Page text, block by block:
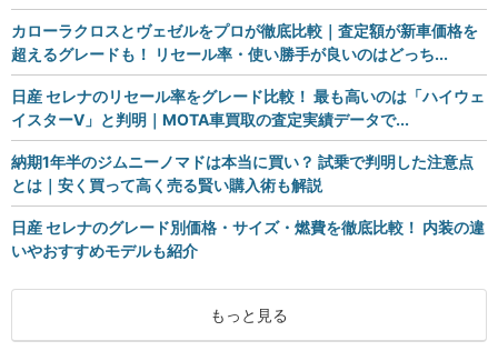
カローラクロスとヴェゼルをプロが徹底比較｜査定額が新車価格を
超えるグレードも！ リセール率・使い勝手が良いのはどっち...
日産 セレナのリセール率をグレード比較！ 最も高いのは「ハイウェ
イスターV」と判明｜MOTA車買取の査定実績データで...
納期1年半のジムニーノマドは本当に買い？ 試乗で判明した注意点
とは｜安く買って高く売る賢い購入術も解説
日産 セレナのグレード別価格・サイズ・燃費を徹底比較！ 内装の違
いやおすすめモデルも紹介
もっと見る